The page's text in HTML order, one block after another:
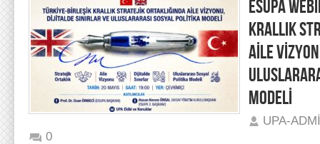
ESUPA
KRALLIK
AİLE
MODELİ
UPA-
0